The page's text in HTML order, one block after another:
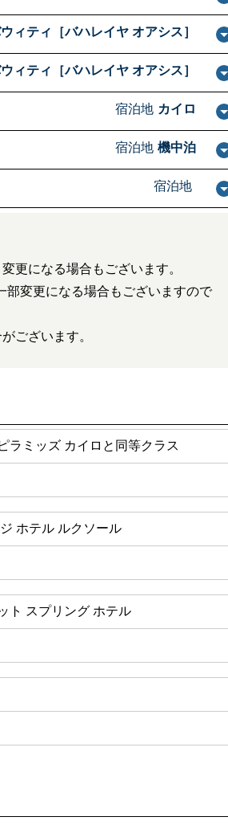
ィティ［バハレイヤ オアシス］
ィティ［バハレイヤ オアシス］
宿泊地 カイロ
宿泊地 機中泊
宿泊地
更になる場合もございます。
部変更になる場合もございますので
ございます。
ラミッズ カイロと同等クラス
ホテル ルクソール
ト スプリング ホテル